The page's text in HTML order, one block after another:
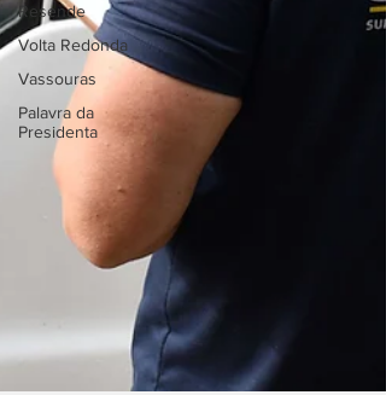
Resende
Volta Redonda
Vassouras
Palavra da
Presidenta